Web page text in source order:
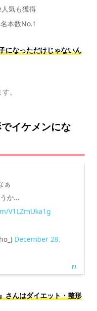
気も獲得
本数No.1
になっただけじゃないん
。
でイケメンにな
ぁ
か…
V1LZmUka1g
December 28,
さんはダイエット・整形